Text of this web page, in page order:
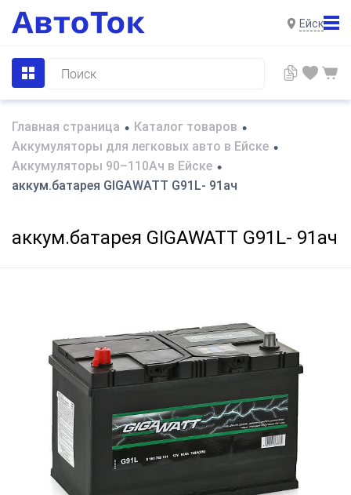
Ейск
Главная страница • Каталог товаров •
Аккумуляторы для легковых авто в Ейске •
Аккумуляторы 90–110Ач в Ейске •
аккум.батарея GIGAWATT G91L- 91ач
аккум.батарея GIGAWATT G91L- 91ач